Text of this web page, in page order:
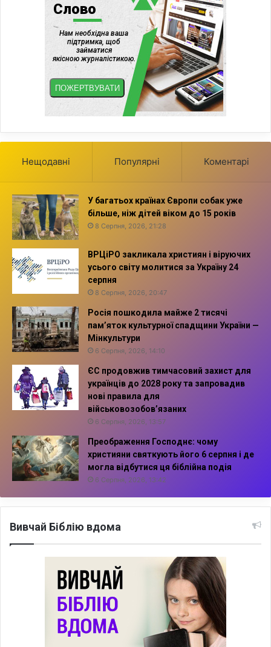
Нещодавні Популярні Коментарі
У багатьох країнах Європи собак уже
більше, ніж дітей віком до 15 років
8 Серпня, 2026, 21:28
ВРЦіРО закликала християн і віруючих
усього світу молитися за Україну 24
серпня
8 Серпня, 2026, 20:47
Росія пошкодила майже 2 тисячі
пам’яток культурної спадщини України —
Мінкультури
6 Серпня, 2026, 14:10
ЄС продовжив тимчасовий захист для
українців до 2028 року та запровадив
нові правила для
військовозобов’язаних
6 Серпня, 2026, 13:57
Преображення Господнє: чому
християни святкують його 6 серпня і де
могла відбутися ця біблійна подія
6 Серпня, 2026, 13:42
Вивчай Біблію вдома